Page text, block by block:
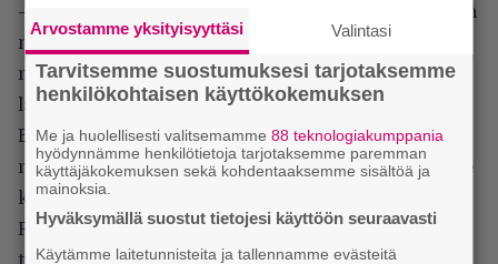
– Emme olleet mitenkään loistavia muusikoita, joten
meidän piti yrittää olla fiksuja. Homma vain
mutatoitui Beg to Differille, joka oli kieltämättä
laskelmoitu. Edelleen siinä oli Exodusta, Bad
Brainsiä, Swansia, noisea… mutta tavoitteena oli
mennä eteenpäin. Ja meillä oli budjetti ja pääsimme
kunnolliseen studioon.
Pusheadin kansitaiteella varustettu Beg to Differ on
Arvostamme yksityisyyttäsi Valintasi
Tarvitsemme suostumuksesi tarjotaksemme
henkilökohtaisen käyttökokemuksen
Me ja huolellisesti valitsemamme88 teknologiakumppania
hyödynnämme henkilötietoja tarjotaksemme paremman
käyttäjäkokemuksen sekä kohdentaaksemme sisältöä ja
mainoksia.
Hyväksymällä suostut tietojesi käyttöön seuraavasti
Käytämme laitetunnisteita ja tallennamme evästeitä